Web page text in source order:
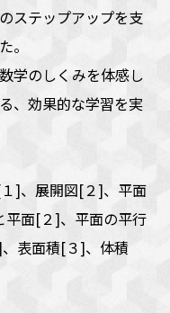
ステップアップを支
。
学のしくみを体感し
、効果的な学習を実
]、展開図[２]、平面
面[２]、平面の平行
表面積[３]、体積